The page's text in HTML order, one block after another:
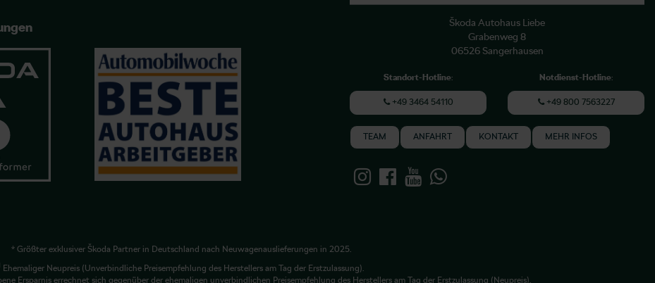
Škoda Autohaus Liebe
Grabenweg 8
06526 Sangerhausen
Standort-Hotline:
+49 3464 54110
Notdienst-Hotline:
+49 800 7563227
TEAM ANFAHRT KONTAKT MEHR INFOS
* Größter exklusiver Škoda Partner in Deutschland nach Neuwagenauslieferungen in 2025.
Ehemaliger Neupreis (Unverbindliche Preisempfehlung des Herstellers am Tag der Erstzulassung).
Ersparnis errechnet sich gegenüber der ehemaligen unverbindlichen Preisempfehlung des Herstellers am Tag der Erstzulassung (Neupreis).